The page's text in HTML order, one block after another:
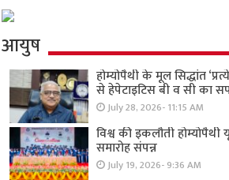
आयुष
होम्योपैथी के मूल सिद्धांत
से हेपेटाइटिस बी व सी का
July 28, 2026- 11:15 AM
विश्व की इकलौती होम्योपैथी
समारोह संपन्न
July 19, 2026- 9:36 AM